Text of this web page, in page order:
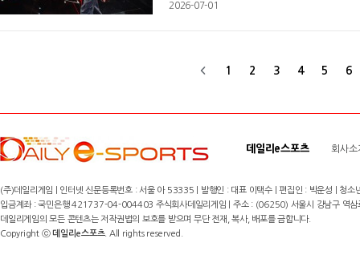
전투서 이득을 챙긴 T1은 탑에서는 '도란'
2026-07-01
1 2 3 4 5 6
데일리e스포츠 회사소
(주)데일리게임 | 인터넷 신문등록번호 : 서울 아 53335 | 발행인 : 대표 이택수 | 편집인 : 박운성 |
입금계좌 : 국민은행 421737-04-004403 주식회사데일리게임 | 주소 : (06250) 서울시 강남구
데일리게임의 모든 콘텐츠는 저작권법의 보호를 받으며 무단 전재, 복사, 배포를 금합니다.
Copyright ⓒ데일리e스포츠. All rights reserved.